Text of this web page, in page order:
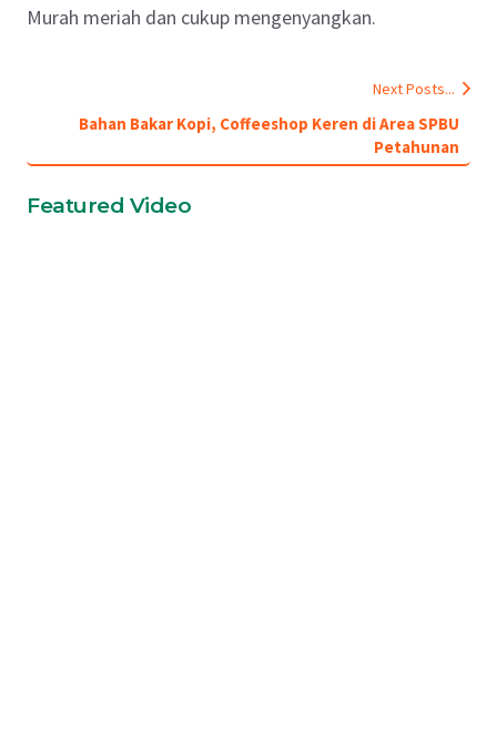
Murah meriah dan cukup mengenyangkan.
Next Posts...
Bahan Bakar Kopi, Coffeeshop Keren di Area SPBU
Petahunan
Featured Video